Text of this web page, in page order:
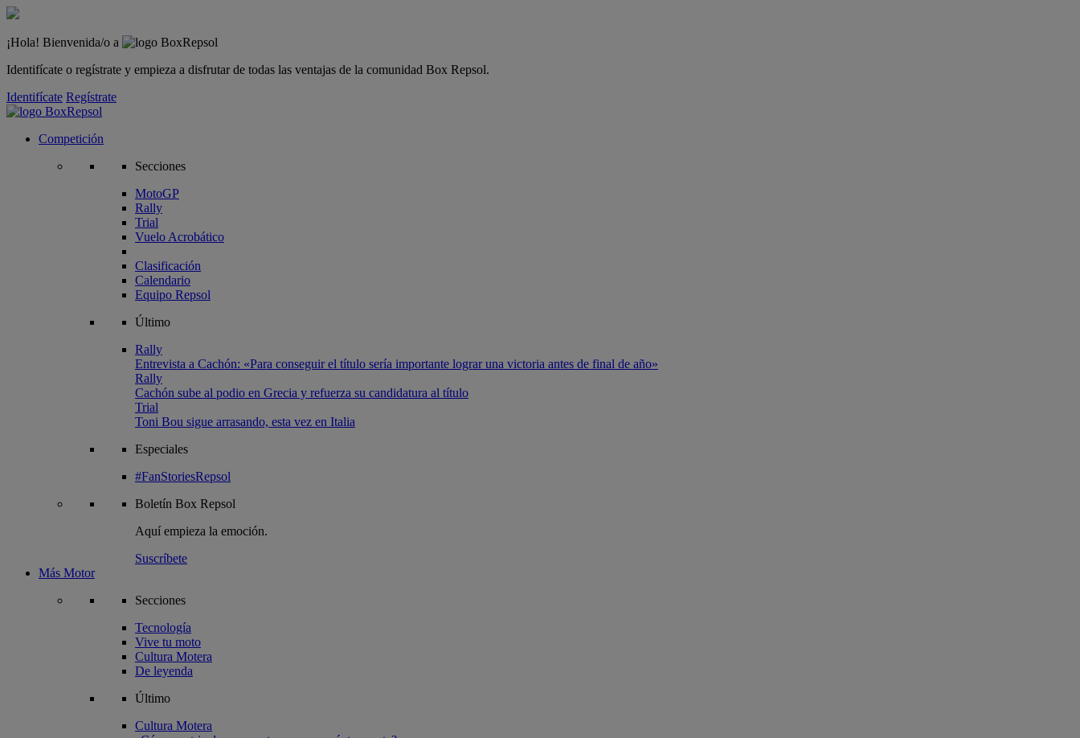
¡Hola! Bienvenida/o a
Identifícate o regístrate y empieza a disfrutar de todas las ventajas de la comunidad Box Repsol.
Identifícate Regístrate
Competición
Secciones
MotoGP
Rally
Trial
Vuelo Acrobático
Clasificación
Calendario
Equipo Repsol
Último
Rally
Entrevista a Cachón: «Para conseguir el título sería importante lograr una victoria antes de final de año»
Rally
Cachón sube al podio en Grecia y refuerza su candidatura al título
Trial
Toni Bou sigue arrasando, esta vez en Italia
Especiales
#FanStoriesRepsol
Boletín Box Repsol
Aquí empieza la emoción.
Suscríbete
Más Motor
Secciones
Tecnología
Vive tu moto
Cultura Motera
De leyenda
Último
Cultura Motera